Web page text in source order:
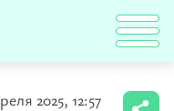
2025, 12:57